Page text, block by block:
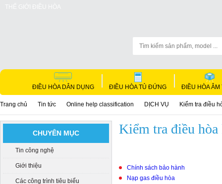
THẾ GIỚI ĐIỀU HÒA
ĐIỀU HÒA DÂN DỤNG ĐIỀU HÒA TỦ ĐỨNG ĐIỀU HÒA ÂM
Trang chủ Tin tức Online help classification DỊCH VỤ Kiểm tra điều
CHUYÊN MỤC
Tin công nghệ
Giới thiệu
Các công trình tiêu biểu
Kiểm tra điều
Chính sách bảo hành
Nạp gas điều hòa